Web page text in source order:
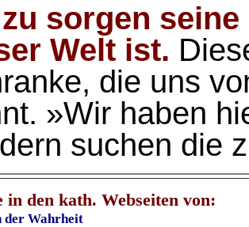
sorgen
Welt ist.
die uns
»Wir haben
suchen die
in den kath. Webseiten von:
der Wahrheit